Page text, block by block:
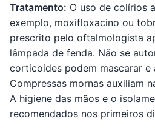
Tratamento: O uso de colírios
exemplo, moxifloxacino ou
prescrito pelo oftalmologista
lâmpada de fenda. Não se
corticoides podem mascarar e
Compressas mornas auxiliam
A higiene das mãos e o
recomendados nos primeiros